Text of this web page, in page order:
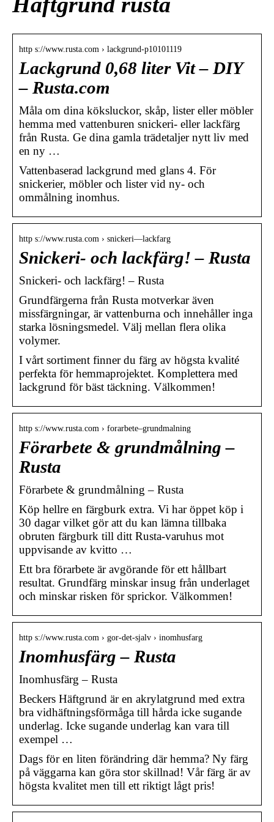
http s://www.rusta.com › lackgrund-p10101119
Lackgrund 0,68 liter Vit – DIY
– Rusta.com
Måla om dina köksluckor, skåp, lister eller möbler
hemma med vattenburen snickeri- eller lackfärg
från Rusta. Ge dina gamla trädetaljer nytt liv med
en ny …
Vattenbaserad lackgrund med glans 4. För
snickerier, möbler och lister vid ny- och
ommålning inomhus.
http s://www.rusta.com › snickeri—lackfarg
Snickeri- och lackfärg! – Rusta
Snickeri- och lackfärg! – Rusta
Grundfärgerna från Rusta motverkar även
missfärgningar, är vattenburna och innehåller inga
starka lösningsmedel. Välj mellan flera olika
volymer.
I vårt sortiment finner du färg av högsta kvalité
perfekta för hemmaprojektet. Komplettera med
lackgrund för bäst täckning. Välkommen!
http s://www.rusta.com › forarbete–grundmalning
Förarbete & grundmålning –
Rusta
Förarbete & grundmålning – Rusta
Köp hellre en färgburk extra. Vi har öppet köp i
30 dagar vilket gör att du kan lämna tillbaka
obruten färgburk till ditt Rusta-varuhus mot
uppvisande av kvitto …
Ett bra förarbete är avgörande för ett hållbart
resultat. Grundfärg minskar insug från underlaget
och minskar risken för sprickor. Välkommen!
http s://www.rusta.com › gor-det-sjalv › inomhusfarg
Inomhusfärg – Rusta
Inomhusfärg – Rusta
Beckers Häftgrund är en akrylatgrund med extra
bra vidhäftningsförmåga till hårda icke sugande
underlag. Icke sugande underlag kan vara till
exempel …
Dags för en liten förändring där hemma? Ny färg
på väggarna kan göra stor skillnad! Vår färg är av
högsta kvalitet men till ett riktigt lågt pris!